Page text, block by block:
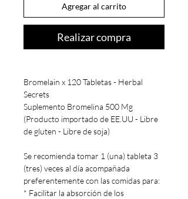
Agregar al carrito
Realizar compra
Bromelain x 120 Tabletas - Herbal
Secrets
Suplemento Bromelina 500 Mg
(Producto importado de EE.UU - Libre
de gluten - Libre de soja)
Se recomienda tomar 1 (una) tableta 3
(tres) veces al día acompañada
preferentemente con las comidas para:
* Facilitar la absorción de los